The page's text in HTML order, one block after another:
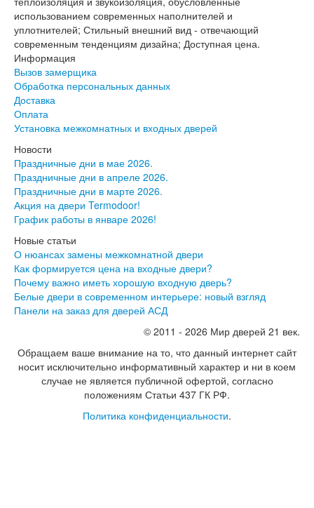
Двери Верда
ПЭТ Верда
Коллекция дверей Альтекс
Коллекция дверей Элеганс
Коллекция дверей Некст
Двери Дворецкий
Эмаль Дворецкий
Двери Про
Инвизибл Про
Экошпон Про
Эмаль Про
Атум Про ВФД
Бейсик ВФД
Винтер ВФД
Иннова ВФД
Классик Арт ВФД
Стокгольм ВФД
Эмалекс ВФД
Фурнитура
Фурнитура Adden bau
Фурнитура Bussare
Фурнитура Vantage
использованием современных наполнителей и
уплотнителей; Стильный внешний вид - отвечающий
современным тенденциям дизайна; Доступная цена.
Информация
Вызов замерщика
Обработка персональных данных
Доставка
Оплата
Установка межкомнатных и входных дверей
Новости
Праздничные дни в мае 2026.
Праздничные дни в апреле 2026.
Праздничные дни в марте 2026.
Акция на двери Termodoor!
График работы в январе 2026!
Новые статьи
О нюансах замены межкомнатной двери
Как формируется цена на входные двери?
Почему важно иметь хорошую входную дверь?
Белые двери в современном интерьере: новый взгляд
Панели на заказ для дверей АСД
© 2011 - 2026 Мир дверей 21 век.
Обращаем ваше внимание на то, что данный интернет сайт
носит исключительно информативный характер и ни в коем
случае не является публичной офертой, согласно
положениям Статьи 437 ГК РФ.
Политика конфиденциальности.